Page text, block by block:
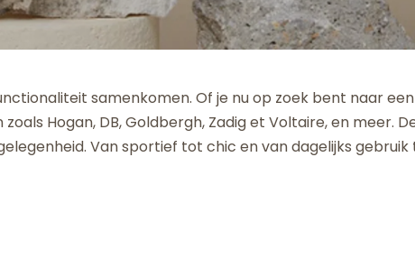
samenkomen. Of je nu op zoek bent naar
Hogan, DB, Goldbergh, Zadig et Voltaire, en meer.
Van sportief tot chic en van dagelijks